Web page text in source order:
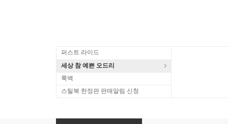
퍼스트 라이드
세상 참 예쁜 오드리
룩백
스틸북 한정판 판매알림 신청